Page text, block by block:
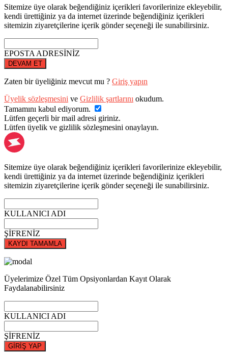
Sitemize üye olarak beğendiğiniz içerikleri favorilerinize ekleyebilir,
kendi ürettiğiniz ya da internet üzerinde beğendiğiniz içerikleri
sitemizin ziyaretçilerine içerik gönder seçeneği ile sunabilirsiniz.
EPOSTA ADRESİNİZ
DEVAM ET
Zaten bir üyeliğiniz mevcut mu ? Giriş yapın
Üyelik sözleşmesini ve Gizlilik şartlarını okudum.
Tamamını kabul ediyorum.
Lütfen geçerli bir mail adresi giriniz.
Lütfen üyelik ve gizlilik sözleşmesini onaylayın.
Sitemize üye olarak beğendiğiniz içerikleri favorilerinize ekleyebilir,
kendi ürettiğiniz ya da internet üzerinde beğendiğiniz içerikleri
sitemizin ziyaretçilerine içerik gönder seçeneği ile sunabilirsiniz.
KULLANICI ADI
ŞİFRENİZ
KAYDI TAMAMLA
Üyelerimize Özel Tüm Opsiyonlardan Kayıt Olarak
Faydalanabilirsiniz
KULLANICI ADI
ŞİFRENİZ
GİRİŞ YAP